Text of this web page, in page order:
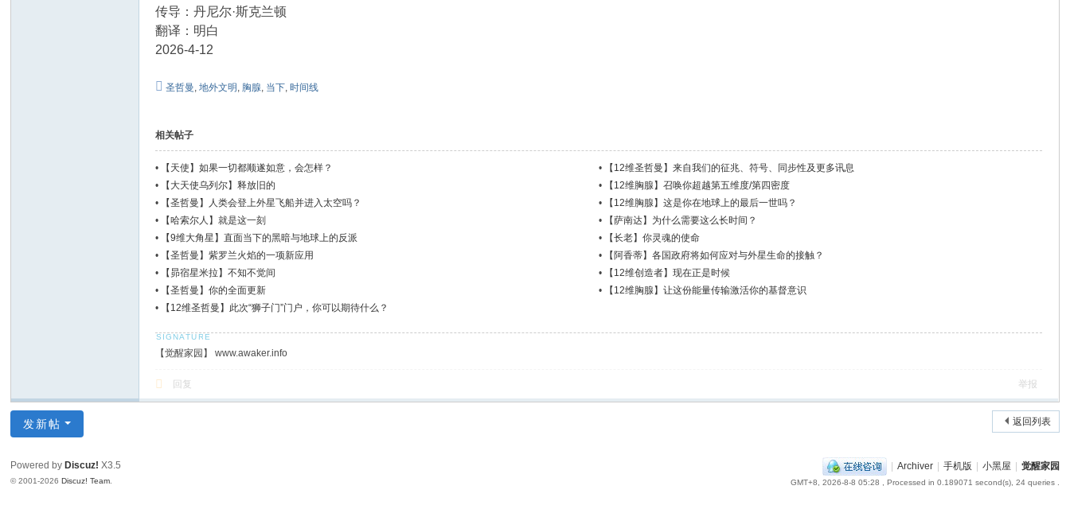
传导：丹尼尔·斯克兰顿
翻译：明白
2026-4-12
圣哲曼,地外文明 , 胸腺, 当下, 时间线
相关帖子
• 【天使】如果一切都顺遂如意，会怎样？ •
【12维圣哲曼】来自我们的征兆、符号、同步性及更多讯息
•
【大天使乌列尔】释放旧的 •
【12维胸腺】召唤你超越第五维度/第四密度
•
【圣哲曼】人类会登上外星飞船并进入太空吗？ •
【12维胸腺】这是你在地球上的最后一世吗？
•
【哈索尔人】就是这一刻 •
【萨南达】为什么需要这么长时间？
•
【9维大角星】直面当下的黑暗与地球上的反派 •
【长老】你灵魂的使命
•
【圣哲曼】紫罗兰火焰的一项新应用 •
【阿香蒂】各国政府将如何应对与外星生命的接触？
•
【昴宿星米拉】不知不觉间 •
【12维创造者】现在正是时候
•
【圣哲曼】你的全面更新 •
【12维胸腺】让这份能量传输激活你的基督意识
•
【12维圣哲曼】此次“狮子门”门户，你可以期待什么？
【觉醒家园】 www.awaker.info
回复 举报
返回列表
发新帖
| Archiver | 手机版 | 小黑屋 | 觉醒家园
GMT+8, 2026-8-8 05:28 , Processed in 0.189071 second(s), 24 queries .
Powered by Discuz! X3.5
© 2001-2026Discuz! Team